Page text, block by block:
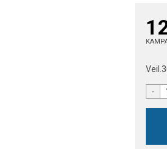
Veil.
-